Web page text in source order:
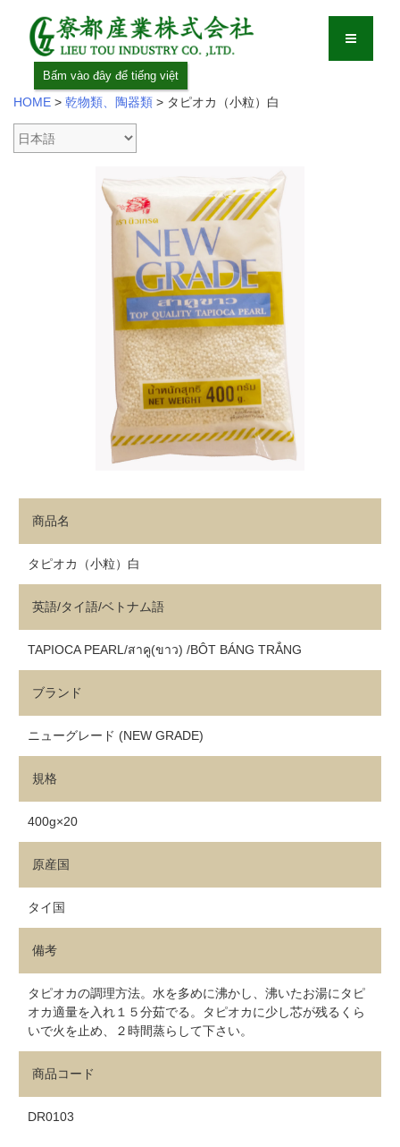
Bấm vào đây để tiếng việt
HOME > 乾物類、陶器類 > タピオカ（小粒）白
商品名
タピオカ（小粒）白
英語/タイ語/ベトナム語
TAPIOCA PEARL/สาคู(ขาว) /BÔT BÁNG TRẮNG
ブランド
ニューグレード (NEW GRADE)
規格
400g×20
原産国
タイ国
備考
タピオカの調理方法。水を多めに沸かし、沸いたお湯にタピ
オカ適量を入れ１５分茹でる。タピオカに少し芯が残るくら
いで火を止め、２時間蒸らして下さい。
商品コード
DR0103